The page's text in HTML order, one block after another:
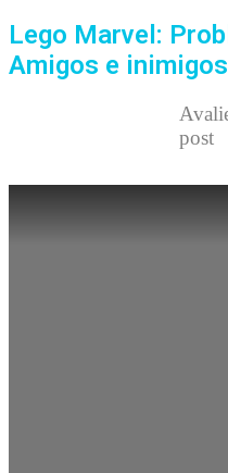
Lego Marvel:
Amigos e
post